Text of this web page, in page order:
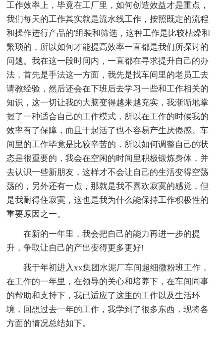
工作效率上，毕竟在工厂里，如何创造效益才是重点，
我们每天的工作其实就是流水线工作，按照既定的流程
和操作进行产品的'组装和筛选，这种工作是比较枯燥和
繁琐的，所以如何才能提高效率一直都是我们所探讨的
问题。我在这一段时间内，一直都在寻求提升自己的办
法，首先是手法这一方面，我先是找车间里的老员工去
请教经验，然后还会在下班后去学习一些和工作相关的
知识，这一切让我的大脑变得越来越充实，我渐渐地掌
握了一种适合自己的工作模式，所以在工作的时候我的
效率有了保障，而且干起活了也不容易产生厌倦感。车
间里的工作毕竟是比较辛苦的，所以如何调整自己的状
态是很重要的，我会在空闲的时间里积极锻炼身体，并
去认识一些新朋友，这样才不会让自己的生活变得空荡
荡的，另外还有一点，那就是我不喜欢寂寞的感觉，但
是我耐得住寂寞，这也是我为什么能保持工作积极性的
重要原因之一。
在新的一年里，我会把自己的能力再进一步的提
升，争取让自己的产出变得更多更好!
我于年初进入xx集团水泥厂车间超细微粉班工作，
在工作的一年里，在领导的关心和培养下，在车间同事
的帮助和支持下，我已适应了这里的工作以及生活环
境，回想过去一年的工作，我学到了很多东西，现将各
方面的情况总结如下。